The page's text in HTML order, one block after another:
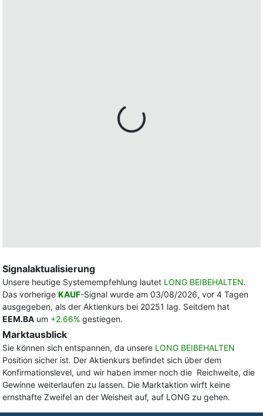
Signalaktualisierung
Unsere heutige Systemempfehlung lautet LONG BEIBEHALTEN.
Das vorherige KAUF-Signal wurde am 03/08/2026, vor 4 Tagen
ausgegeben, als der Aktienkurs bei 20251 lag. Seitdem hat
EEM.BA um +2.66% gestiegen.
Marktausblick
Sie können sich entspannen, da unsere LONG BEIBEHALTEN
Position sicher ist. Der Aktienkurs befindet sich über dem
Konfirmationslevel, und wir haben immer noch die Reichweite, die
Gewinne weiterlaufen zu lassen. Die Marktaktion wirft keine
ernsthafte Zweifel an der Weisheit auf, auf LONG zu gehen.